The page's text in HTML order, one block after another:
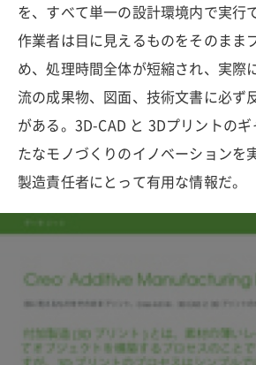
を、すべて単一の設計環境内で実行
作業者は目に見えるものをそのまま
め、処理時間全体が短縮され、実際
流の成果物、図面、技術文書に必ず
がある。3D-CAD と 3Dプリントの
たなモノづくりのイノベーションを
製造責任者にとって有用な情報だ。